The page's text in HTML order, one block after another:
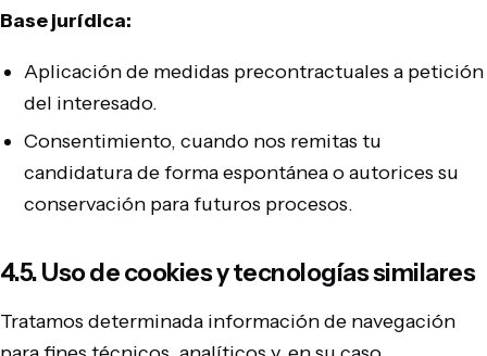
Base jurídica:
Aplicación de medidas precontractuales a petición
del interesado.
Consentimiento, cuando nos remitas tu
candidatura de forma espontánea o autorices su
conservación para futuros procesos.
4.5. Uso de cookies y tecnologías similares
Tratamos determinada información de navegación